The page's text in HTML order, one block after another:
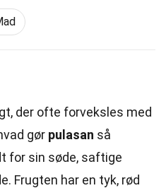
der ofte forveksles med
gør pulasan så
for sin søde, saftige
Frugten har en tyk, rød